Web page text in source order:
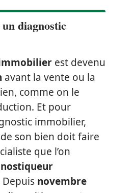
diagnostic
est devenu
avant la vente ou la
comme on le
Et pour
immobilier,
son bien doit faire
que l’on
Depuis novembre